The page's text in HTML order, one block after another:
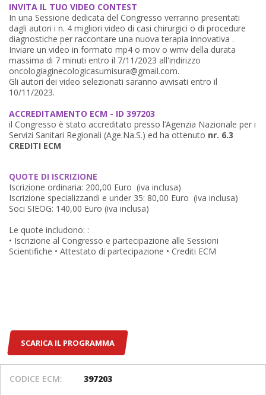
INVITA IL TUO VIDEO CONTEST
In una Sessione dedicata del Congresso verranno presentati
dagli autori i n. 4 migliori video di casi chirurgici o di procedure
diagnostiche per raccontare una nuova terapia innovativa .
Inviare un video in formato mp4 o mov o wmv della durata
massima di 7 minuti entro il 7/11/2023 all'indirizzo
oncologiaginecologicasumisura@gmail.com.
Gli autori dei video selezionati saranno avvisati entro il
10/11/2023.
ACCREDITAMENTO ECM - ID 397203
il Congresso è stato accreditato presso l’Agenzia Nazionale per i
Servizi Sanitari Regionali (Age.Na.S.) ed ha ottenuto nr. 6.3
CREDITI ECM
QUOTE DI ISCRIZIONE
Iscrizione ordinaria: 200,00 Euro (iva inclusa)
Iscrizione specializzandi e under 35: 80,00 Euro (iva inclusa)
Soci SIEOG: 140,00 Euro (iva inclusa)
Le quote includono: :
• Iscrizione al Congresso e partecipazione alle Sessioni
Scientifiche • Attestato di partecipazione • Crediti ECM
SCARICA IL PROGRAMMA
CODICE ECM:
397203